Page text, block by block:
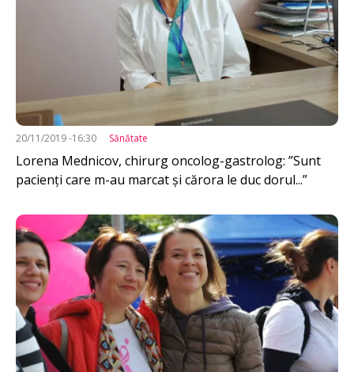
20/11/2019 -16:30 Sănătate
Lorena Mednicov, chirurg oncolog-gastrolog: ”Sunt
pacienți care m-au marcat și cărora le duc dorul...”
Imagine